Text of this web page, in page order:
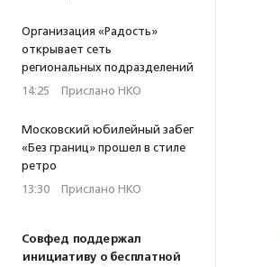
Организация «Радость»
открывает сеть
региональных подразделений
14:25 · Прислано НКО
Московский юбилейный забег
«Без границ» прошел в стиле
ретро
13:30 · Прислано НКО
Совфед поддержал
инициативу о бесплатной